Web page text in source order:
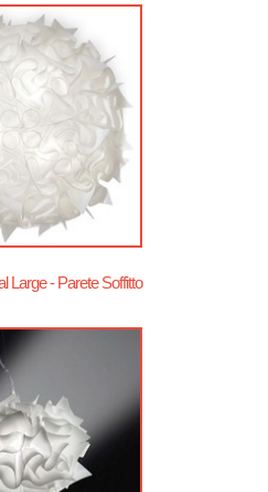
Large - Parete Soffitto